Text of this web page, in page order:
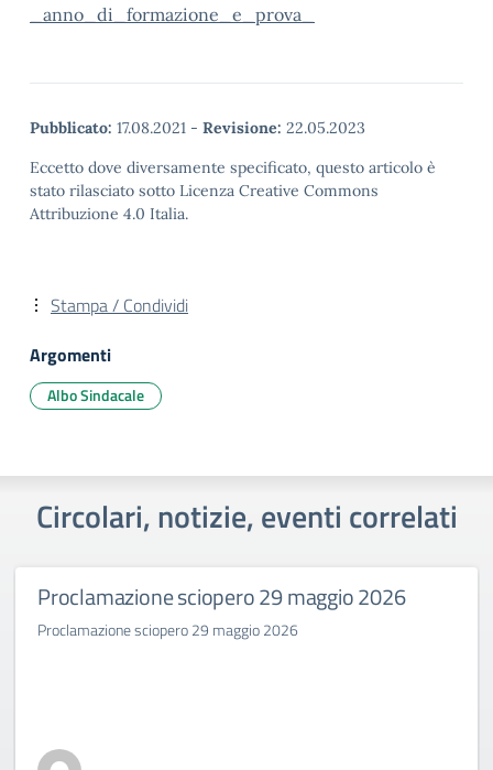
_anno_di_formazione_e_prova_
Pubblicato: 17.08.2021 - Revisione: 22.05.2023
Eccetto dove diversamente specificato, questo articolo è
stato rilasciato sotto Licenza Creative Commons
Attribuzione 4.0 Italia.
Stampa / Condividi
Argomenti
Albo Sindacale
Circolari, notizie, eventi correlati
Proclamazione sciopero 29 maggio 2026
Proclamazione sciopero 29 maggio 2026